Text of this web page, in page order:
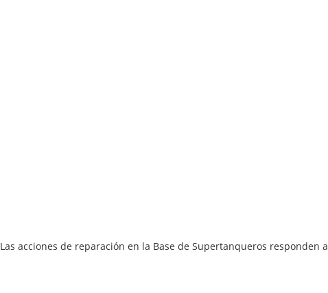
Las acciones de reparación en la Base de Supertanqueros responden a